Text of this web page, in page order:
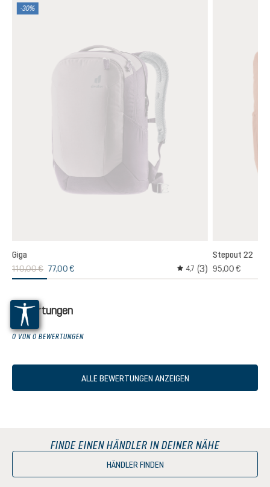
Bewertung von 5 von 5 Sternen
-30%
Giga
110,00 € 77,00 € Durchschnittliche
4,7 (3)
Stepout 22
95,00 €
Bewertungen
0 VON 0 BEWERTUNGEN
ALLE BEWERTUNGEN ANZEIGEN
FINDE EINEN HÄNDLER IN DEINER NÄHE
HÄNDLER FINDEN